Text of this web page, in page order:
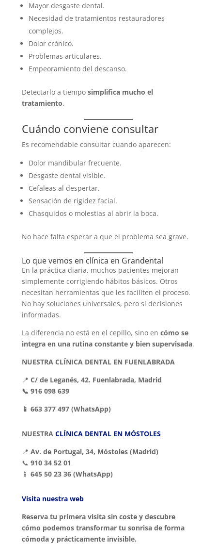
Mayor desgaste dental.
Necesidad de tratamientos restauradores
complejos.
Dolor crónico.
Problemas articulares.
Empeoramiento del descanso.
Detectarlo a tiempo simplifica mucho el
tratamiento.
Cuándo conviene consultar
Es recomendable consultar cuando aparecen:
Dolor mandibular frecuente.
Desgaste dental visible.
Cefaleas al despertar.
Sensación de rigidez facial.
Chasquidos o molestias al abrir la boca.
No hace falta esperar a que el problema sea grave.
Lo que vemos en clínica en Grandental
En la práctica diaria, muchos pacientes mejoran
simplemente corrigiendo hábitos básicos. Otros
necesitan herramientas que les faciliten el proceso.
No hay soluciones universales, pero sí decisiones
informadas.
La diferencia no está en el cepillo, sino en cómo se
integra en una rutina constante y bien supervisada.
NUESTRA CLÍNICA DENTAL EN FUENLABRADA
📍 C/ de Leganés, 42. Fuenlabrada, Madrid
📞 916 098 639
📱 663 377 497 (WhatsApp)
NUESTRA CLÍNICA DENTAL EN MÓSTOLES
📍 Av. de Portugal, 34, Móstoles (Madrid)
📞 910 34 52 01
📱 645 50 23 36 (WhatsApp)
Visita nuestra web
Reserva tu primera visita sin coste y descubre
cómo podemos transformar tu sonrisa de forma
cómoda y prácticamente invisible.